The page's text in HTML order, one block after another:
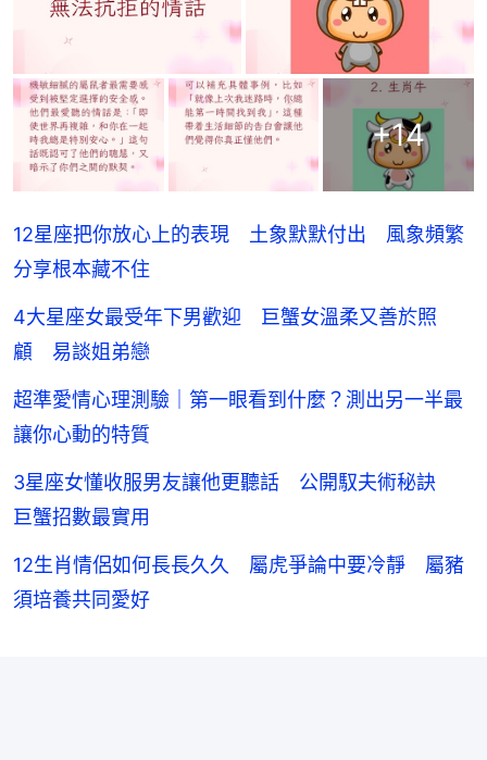
+14
12星座把你放心上的表現 土象默默付出 風象頻繁
分享根本藏不住
4大星座女最受年下男歡迎 巨蟹女溫柔又善於照
顧 易談姐弟戀
超準愛情心理測驗｜第一眼看到什麼？測出另一半最
讓你心動的特質
3星座女懂收服男友讓他更聽話 公開馭夫術秘訣
巨蟹招數最實用
12生肖情侶如何長長久久 屬虎爭論中要冷靜 屬豬
須培養共同愛好